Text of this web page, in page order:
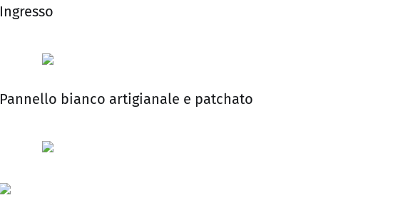
Ingresso
Pannello bianco artigianale e patchato